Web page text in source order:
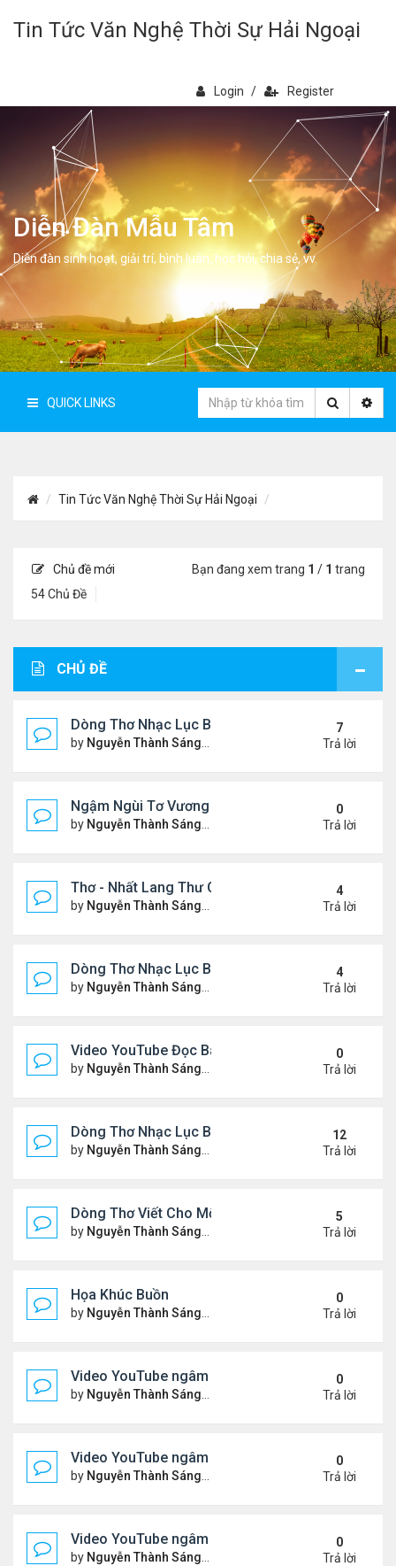
Tin Tức Văn Nghệ Thời Sự Hải Ngoại
Login / Register
Diễn Đàn Mẫu Tâm
Diễn đàn sinh hoạt, giải trí, bình luân, học hỏi, chia sẻ, vv.
QUICK LINKS
Tin Tức Văn Nghệ Thời Sự Hải Ngoại
Chủ đề mới
54 Chủ Đề
Bạn đang xem trang 1 / 1 trang
CHỦ ĐỀ
Dòng Thơ Nhạc Lục Bát Trích Đoạn - Gõ Google:
by Nguyễn Thành Sáng Thứ 5 Tháng 7 23, 2026 8:01
7
Trả lời
Ngậm Ngùi Tơ Vương - Video YouTube ngâm bài
by Nguyễn Thành Sáng Thứ 6 Tháng 7 24, 2026 9:50
0
Trả lời
Thơ - Nhất Lang Thư Quán (từ khóa Google)
by Nguyễn Thành Sáng Thứ 2 Tháng 7 13, 2026 7:17
4
Trả lời
Dòng Thơ Nhạc Lục Bát (2)
by Nguyễn Thành Sáng Thứ 5 Tháng 7 02, 2026 8:51
4
Trả lời
Video YouTube Đọc Bài Thơ "Nỗi Niềm Bên Sương
by Nguyễn Thành Sáng Thứ 3 Tháng 7 07, 2026 10:06
0
Trả lời
Dòng Thơ Nhạc Lục Bát (1)
by Nguyễn Thành Sáng Thứ 4 Tháng 4 15, 2026 2:27
12
Trả lời
Dòng Thơ Viết Cho Một Người
by Nguyễn Thành Sáng Chủ nhật Tháng 6 07, 2026
5
Trả lời
Họa Khúc Buồn
by Nguyễn Thành Sáng Thứ 2 Tháng 6 22, 2026 9:37
0
Trả lời
Video YouTube ngâm bài thơ nhạc lục bát "Chập
by Nguyễn Thành Sáng Thứ 5 Tháng 6 11, 2026 9:46
0
Trả lời
Video YouTube ngâm bài thơ nhạc lục bát "Chiếc
by Nguyễn Thành Sáng Chủ nhật Tháng 5 31, 2026
0
Trả lời
Video YouTube ngâm bài thơ nhạc lục bát "Thổn
by Nguyễn Thành Sáng Chủ nhật Tháng 5 24, 2026
0
Trả lời